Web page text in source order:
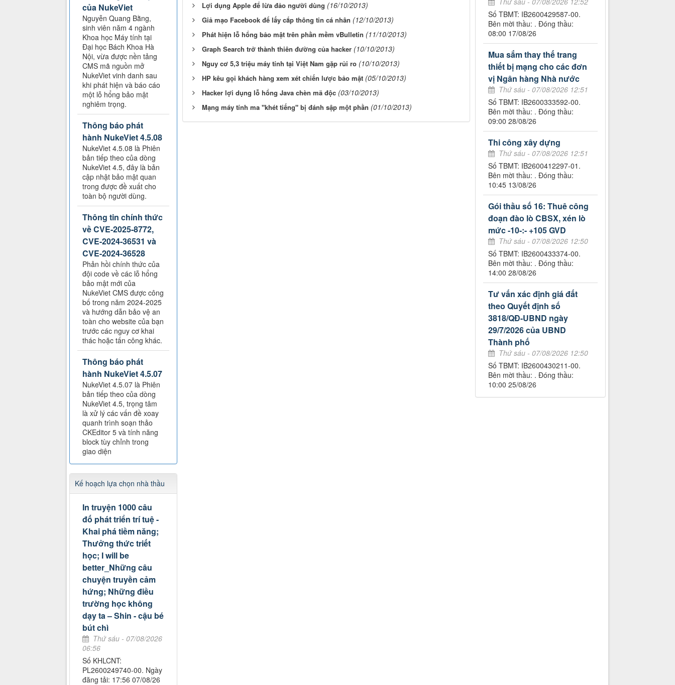
Lợi dụng Apple để lừa đảo người dùng (16/10/2013)
Giả mạo Facebook để lấy cắp thông tin cá nhân (12/10/2013)
Phát hiện lỗ hổng bảo mật trên phần mềm vBulletin (11/10/2013)
Graph Search trở thành thiên đường của hacker (10/10/2013)
Nguy cơ 5,3 triệu máy tính tại Việt Nam gặp rủi ro (10/10/2013)
HP kêu gọi khách hàng xem xét chiến lược bảo mật (05/10/2013)
Hacker lợi dụng lỗ hổng Java chèn mã độc (03/10/2013)
Mạng máy tính ma "khét tiếng" bị đánh sập một phần (01/10/2013)
Số TBMT: IB2600429587-00.
Bên mời thầu: . Đóng thầu:
08:00 17/08/26
Mua sắm thay thế trang
thiết bị mạng cho các đơn
vị Ngân hàng Nhà nước
Thứ sáu - 07/08/2026 12:51
Số TBMT: IB2600333592-00.
Bên mời thầu: . Đóng thầu:
09:00 28/08/26
Thi công xây dựng
Thứ sáu - 07/08/2026 12:51
Số TBMT: IB2600412297-01.
Bên mời thầu: . Đóng thầu:
10:45 13/08/26
Gói thầu số 16: Thuê công
đoạn đào lò CBSX, xén lò
mức -10-:- +105 GVD
Thứ sáu - 07/08/2026 12:50
Số TBMT: IB2600433374-00.
Bên mời thầu: . Đóng thầu:
14:00 28/08/26
Tư vấn xác định giá đất
theo Quyết định số
3818/QĐ-UBND ngày
29/7/2026 của UBND
Thành phố
Thứ sáu - 07/08/2026 12:50
Số TBMT: IB2600430211-00.
Bên mời thầu: . Đóng thầu:
10:00 25/08/26
của NukeViet
Nguyễn Quang Bằng,
sinh viên năm 4 ngành
Khoa học Máy tính tại
Đại học Bách Khoa Hà
Nội, vừa được nền tảng
CMS mã nguồn mở
NukeViet vinh danh sau
khi phát hiện và báo cáo
một lỗ hổng bảo mật
nghiêm trọng.
Thông báo phát
hành NukeViet 4.5.08
NukeViet 4.5.08 là Phiên
bản tiếp theo của dòng
NukeViet 4.5, đây là bản
cập nhật bảo mật quan
trong được đề xuất cho
toàn bộ người dùng.
Thông tin chính thức
về CVE-2025-8772,
CVE-2024-36531 và
CVE-2024-36528
Phản hồi chính thức của
đội code về các lỗ hổng
bảo mật mới của
NukeViet CMS được công
bố trong năm 2024-2025
và hướng dẫn bảo vệ an
toàn cho website của bạn
trước các nguy cơ khai
thác hoặc tấn công khác.
Thông báo phát
hành NukeViet 4.5.07
NukeViet 4.5.07 là Phiên
bản tiếp theo của dòng
NukeViet 4.5, trọng tâm
là xử lý các vấn đề xoay
quanh trình soạn thảo
CKEditor 5 và tính năng
block tùy chỉnh trong
giao diện
Kế hoạch lựa chọn nhà thầu
In truyện 1000 câu
đố phát triển trí tuệ -
Khai phá tiềm năng;
Thưởng thức triết
học; I will be
better_Những câu
chuyện truyền cảm
hứng; Những điều
trường học không
dạy ta – Shin - cậu bé
bút chì
Thứ sáu - 07/08/2026
06:56
Số KHLCNT:
PL2600249740-00. Ngày
đăng tải: 17:56 07/08/26